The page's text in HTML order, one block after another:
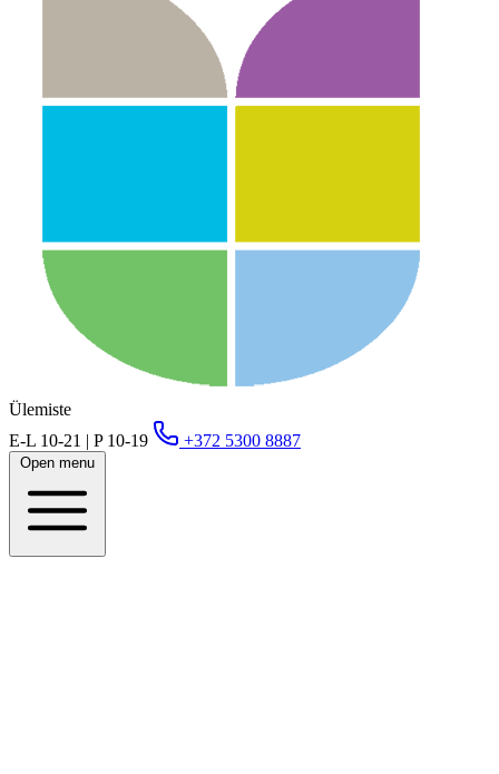
Ülemiste
E-L 10-21 | P 10-19
+372 5300 8887
Open menu